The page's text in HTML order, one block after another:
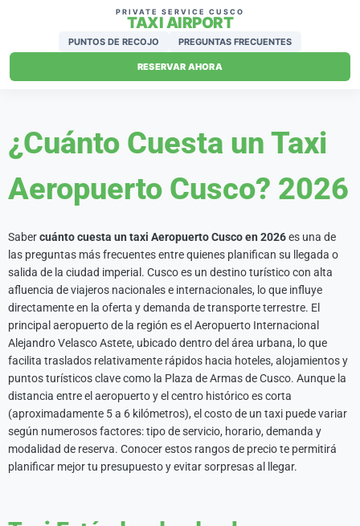
PRIVATE SERVICE CUSCO
TAXI AIRPORT
PUNTOS DE RECOJO PREGUNTAS FRECUENTES
RESERVAR AHORA
¿Cuánto Cuesta un Taxi
Aeropuerto Cusco? 2026
Sabercuánto cuesta un taxi Aeropuerto Cusco en 2026es una de
las preguntas más frecuentes entre quienes planifican su llegada o
salida de la ciudad imperial. Cusco es un destino turístico con alta
afluencia de viajeros nacionales e internacionales, lo que influye
directamente en la oferta y demanda de transporte terrestre. El
principal aeropuerto de la región es el Aeropuerto Internacional
Alejandro Velasco Astete, ubicado dentro del área urbana, lo que
facilita traslados relativamente rápidos hacia hoteles, alojamientos y
puntos turísticos clave como la Plaza de Armas de Cusco. Aunque la
distancia entre el aeropuerto y el centro histórico es corta
(aproximadamente 5 a 6 kilómetros), el costo de un taxi puede variar
según numerosos factores: tipo de servicio, horario, demanda y
modalidad de reserva. Conocer estos rangos de precio te permitirá
planificar mejor tu presupuesto y evitar sorpresas al llegar.